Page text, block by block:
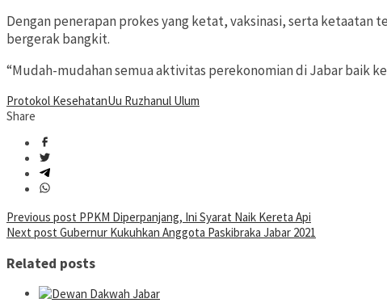
Dengan penerapan prokes yang ketat, vaksinasi, serta
bergerak bangkit.
“Mudah-mudahan semua aktivitas perekonomian di Jabar baik
Protokol KesehatanUu Ruzhanul Ulum
Share
Post
navigation
Previous post PPKM Diperpanjang, Ini Syarat Naik Kereta Api
Next post Gubernur Kukuhkan Anggota Paskibraka Jabar 2021
Related posts